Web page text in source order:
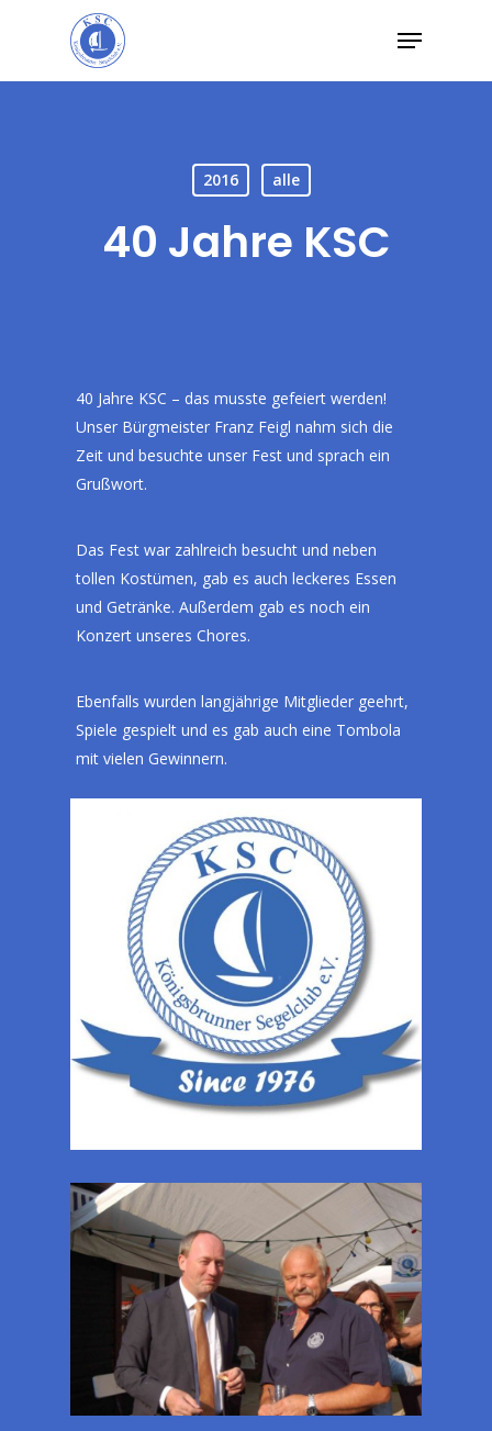
Menu
2016 alle
40 Jahre KSC
40 Jahre KSC – das musste gefeiert werden!
Unser Bürgmeister Franz Feigl nahm sich die
Zeit und besuchte unser Fest und sprach ein
Grußwort.
Das Fest war zahlreich besucht und neben
tollen Kostümen, gab es auch leckeres Essen
und Getränke. Außerdem gab es noch ein
Konzert unseres Chores.
Ebenfalls wurden langjährige Mitglieder geehrt,
Spiele gespielt und es gab auch eine Tombola
mit vielen Gewinnern.